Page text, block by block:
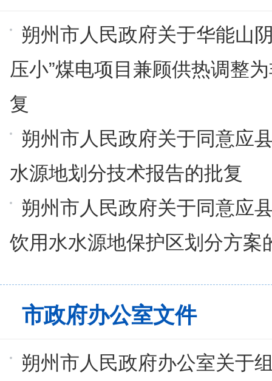
朔州市人民政府关于华能山
压小”煤电项目兼顾供热调整
复
朔州市人民政府关于同意应
水源地划分技术报告的批复
朔州市人民政府关于同意应
饮用水水源地保护区划分方案
市政府办公室文件
朔州市人民政府办公室关于